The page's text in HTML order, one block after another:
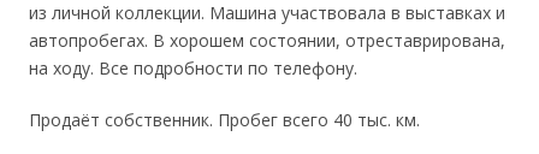
из личной коллекции. Машина участвовала в выставках и
автопробегах. В хорошем состоянии, отреставрирована,
на ходу. Все подробности по телефону.
Продаёт собственник. Пробег всего 40 тыс. км.